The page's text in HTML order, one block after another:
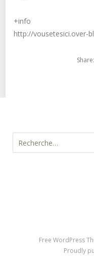
+info
http://vousetesici.over-
Share:
Rechercher :
Free WordPress
Proudly